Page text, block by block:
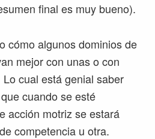
final es muy bueno).
cómo algunos dominios de
mejor con unas o con
cual está genial saber
cuando se esté
acción motriz se estará
competencia u otra.